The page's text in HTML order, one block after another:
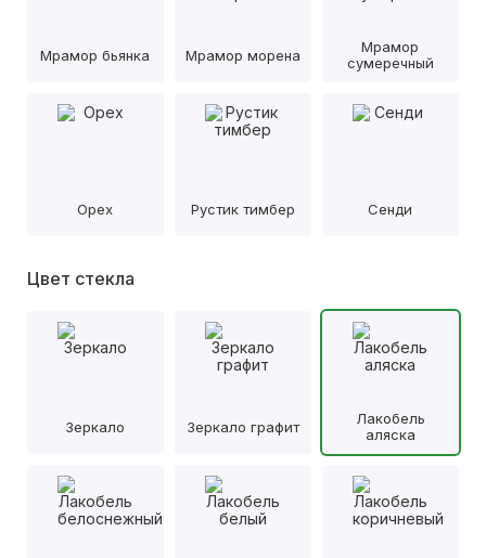
Мрамор бьянка Мрамор морена
Мрамор
сумеречный
Орех Рустик тимбер Сенди
Цвет стекла
Зеркало Зеркало графит
Лакобель
аляска